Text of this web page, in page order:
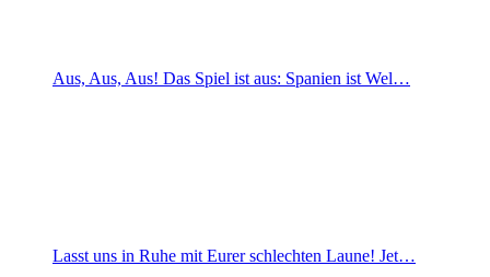
Aus, Aus, Aus! Das Spiel ist aus: Spanien ist Wel…
Lasst uns in Ruhe mit Eurer schlechten Laune! Jet…